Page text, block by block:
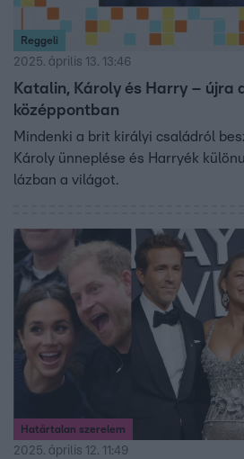
Reggeli
2025. április 13. 13:46
Katalin, Károly és Harry – újra
középpontban
Mindenki a brit királyi családról
Károly ünneplése és Harryék
lázban a világot.
Határtalan szerelem
2025. április 12. 11:49